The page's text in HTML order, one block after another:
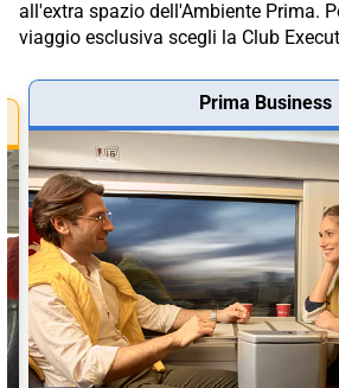
all'extra spazio dell'Ambiente Prima.
viaggio esclusiva scegli la Club
Prima Business